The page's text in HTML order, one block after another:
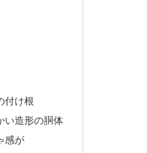
付け根
い造形の胴体
感が